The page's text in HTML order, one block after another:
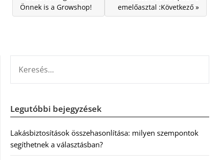
Önnek is a Growshop!
emelőasztal :Következő »
Legutóbbi bejegyzések
Lakásbiztosítások összehasonlítása: milyen szempontok
segíthetnek a választásban?